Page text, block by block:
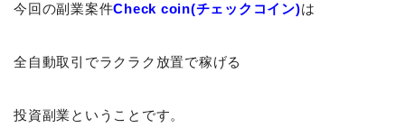
今回の副業案件Check coin(チェックコイン)は
全自動取引でラクラク放置で稼げる
投資副業ということです。